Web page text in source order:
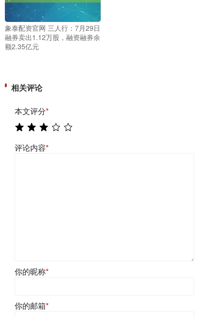
象泰配资官网 三人行：7月29日
融券卖出1.12万股，融资融券余
额2.35亿元
相关评论
本文评分*
评论内容*
你的昵称*
你的邮箱*